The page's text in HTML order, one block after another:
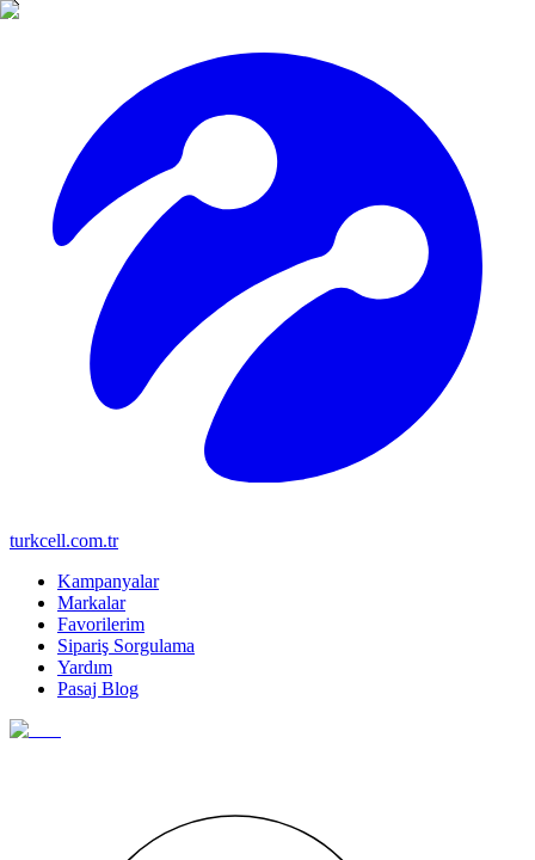
turkcell.com.tr
Kampanyalar
Markalar
Favorilerim
Sipariş Sorgulama
Yardım
Pasaj Blog